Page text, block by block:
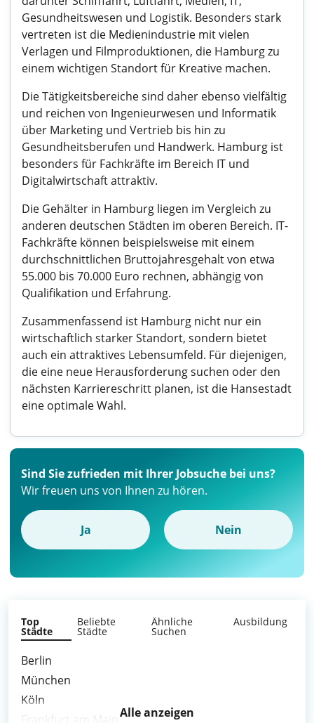
Gesundheitswesen und Logistik. Besonders stark
vertreten ist die Medienindustrie mit vielen
Verlagen und Filmproduktionen, die Hamburg zu
einem wichtigen Standort für Kreative machen.
Die Tätigkeitsbereiche sind daher ebenso vielfältig
und reichen von Ingenieurwesen und Informatik
über Marketing und Vertrieb bis hin zu
Gesundheitsberufen und Handwerk. Hamburg ist
besonders für Fachkräfte im Bereich IT und
Digitalwirtschaft attraktiv.
Die Gehälter in Hamburg liegen im Vergleich zu
anderen deutschen Städten im oberen Bereich. IT-
Fachkräfte können beispielsweise mit einem
durchschnittlichen Bruttojahresgehalt von etwa
55.000 bis 70.000 Euro rechnen, abhängig von
Qualifikation und Erfahrung.
Zusammenfassend ist Hamburg nicht nur ein
wirtschaftlich starker Standort, sondern bietet
auch ein attraktives Lebensumfeld. Für diejenigen,
die eine neue Herausforderung suchen oder den
nächsten Karriereschritt planen, ist die Hansestadt
eine optimale Wahl.
Sind Sie zufrieden mit Ihrer Jobsuche bei uns?
Wir freuen uns von Ihnen zu hören.
Ja Nein
Top
Städte
Beliebte
Städte
Ähnliche
Suchen
Ausbildung
Berlin
München
Köln
Alle anzeigen